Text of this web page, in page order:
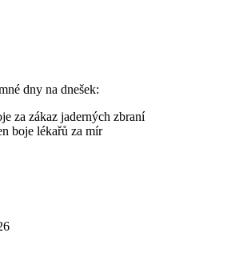
dny na dnešek:
za zákaz jaderných zbraní
boje lékařů za mír